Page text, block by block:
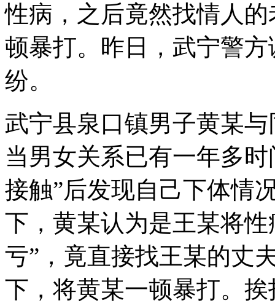
性病，之后竟然找情人
顿暴打。昨日，武宁警
纷。
武宁县泉口镇男子黄某
当男女关系已有一年多
接触”后发现自己下体情
下，黄某认为是王某将
亏”，竟直接找王某的丈
下，将黄某一顿暴打。